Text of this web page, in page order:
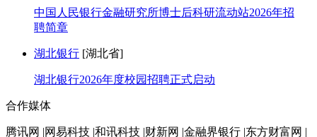
中国人民银行金融研究所博士后科研流动站2026年招
聘简章
湖北银行 [湖北省]
湖北银行2026年度校园招聘正式启动
合作媒体
腾讯网 |网易科技 |和讯科技 |财新网 |金融界银行 |东方财富网 |